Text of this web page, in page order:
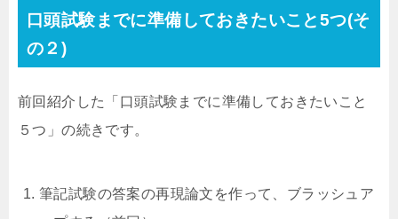
口頭試験までに準備しておきたいこと5つ(そ
の２ )
前回紹介した「口頭試験までに準備しておきたいこと
５つ」の続きです。
筆記試験の答案の再現論文を作って、ブラッシュア